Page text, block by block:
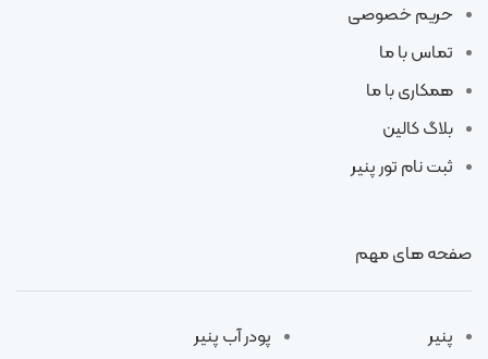
حریم خصوصی
تماس با ما
همکاری با ما
بلاگ کالین
ثبت نام تور پنیر
صفحه های مهم
پنیر
پودر آب پنیر